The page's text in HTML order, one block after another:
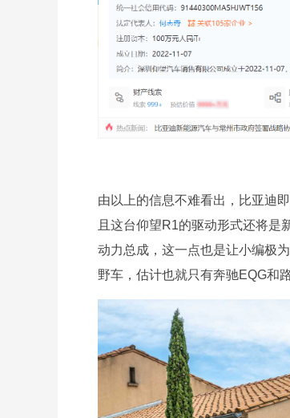
由以上的信息不难看出，比亚迪
且这台仰望R1的驱动形式还将是
动力总成，这一点也是让小编极
野车，估计也就只有奔驰EQG和